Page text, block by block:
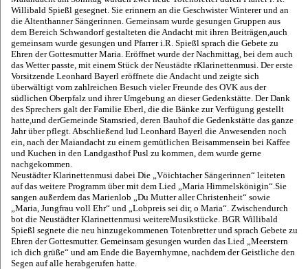
Willibald Spießl gesegnet. Sie erinnern an die Geschwister Winterer und an
die Altenthanner Sängerinnen. Gemeinsam wurde gesungen Gruppen aus
dem Bereich Schwandorf gestalteten die Andacht mit ihren Beiträgen,auch
gemeinsam wurde gesungen und Pfarrer i.R. Spießl sprach die Gebete zu
Ehren der Gottesmutter Maria. Eröffnet wurde der Nachmittag, bei dem auch
das Wetter passte, mit einem Stück der Neustädte rKlarinettenmusi. Der erste
Vorsitzende Leonhard Bayerl eröffnete die Andacht und zeigte sich
überwältigt vom zahlreichen Besuch vieler Freunde des OVK aus der
südlichen Oberpfalz und ihrer Umgebung an dieser Gedenkstätte. Der Dank
des Sprechers galt der Familie Eberl, die die Bänke zur Verfügung gestellt
hatte,und derGemeinde Stamsried, deren Bauhof die Gedenkstätte das ganze
Jahr über pflegt. Abschließend lud Leonhard Bayerl die Anwesenden noch
ein, nach der Maiandacht zu einem gemütlichen Beisammensein bei Kaffee
und Kuchen in den Landgasthof Pusl zu kommen, dem wurde gerne
nachgekommen.
Neustädter Klarinettenmusi dabei Die „Vöichtacher Sängerinnen“ leiteten
auf das weitere Programm über mit dem Lied „Maria Himmelskönigin“.Sie
sangen außerdem das Marienlob „Du Mutter aller Christenheit“ sowie
„Maria, Jungfrau voll Ehr“ und „Lobpreis sei dir, o Maria“. Zwischendurch
bot die Neustädter Klarinettenmusi weitereMusikstücke. BGR Willibald
Spießl segnete die neu hinzugekommenen Totenbretter und sprach Gebete zu
Ehren der Gottesmutter. Gemeinsam gesungen wurden das Lied „Meerstern
ich dich grüße“ und am Ende die Bayernhymne, nachdem der Geistliche den
Segen auf alle herabgerufen hatte.